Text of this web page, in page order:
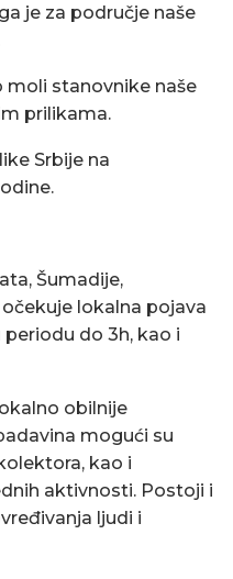
je za područje naše
moli stanovnike naše
prilikama.
Srbije na
Šumadije,
lokalna pojava
do 3h, kao i
obilnije
mogući su
kao i
aktivnosti. Postoji i
ljudi i